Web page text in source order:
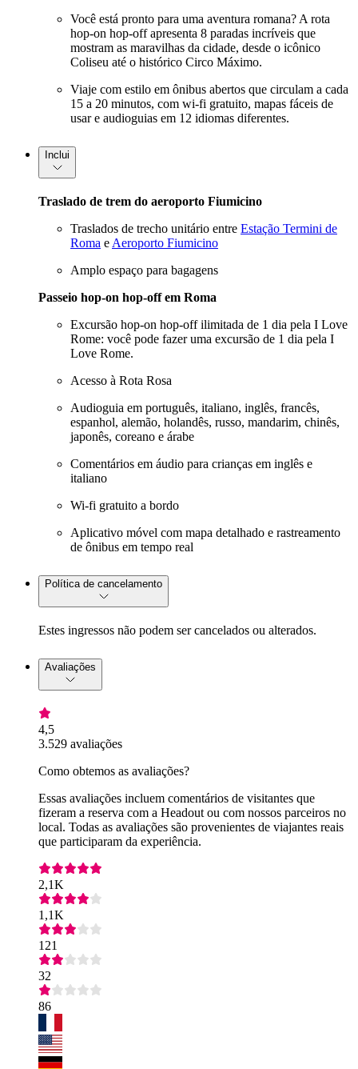
Você está pronto para uma aventura romana? A rota
hop-on hop-off apresenta 8 paradas incríveis que
mostram as maravilhas da cidade, desde o icônico
Coliseu até o histórico Circo Máximo.
Viaje com estilo em ônibus abertos que circulam a cada
15 a 20 minutos, com wi-fi gratuito, mapas fáceis de
usar e audioguias em 12 idiomas diferentes.
Inclui
Traslado de trem do aeroporto Fiumicino
Traslados de trecho unitário entre Estação Termini de
Roma e Aeroporto Fiumicino
Amplo espaço para bagagens
Passeio hop-on hop-off em Roma
Excursão hop-on hop-off ilimitada de 1 dia pela I Love
Rome: você pode fazer uma excursão de 1 dia pela I
Love Rome.
Acesso à Rota Rosa
Audioguia em português, italiano, inglês, francês,
espanhol, alemão, holandês, russo, mandarim, chinês,
japonês, coreano e árabe
Comentários em áudio para crianças em inglês e
italiano
Wi-fi gratuito a bordo
Aplicativo móvel com mapa detalhado e rastreamento
de ônibus em tempo real
Política de cancelamento
Estes ingressos não podem ser cancelados ou alterados.
Avaliações
4,5
3.529 avaliações
Como obtemos as avaliações?
Essas avaliações incluem comentários de visitantes que
fizeram a reserva com a Headout ou com nossos parceiros no
local. Todas as avaliações são provenientes de viajantes reais
que participaram da experiência.
2,1K
1,1K
121
32
86